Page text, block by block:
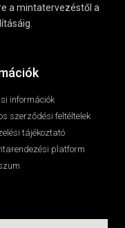
a mintatervezéstől a
információk
szerződési feltéltelek
tájékoztató
platform